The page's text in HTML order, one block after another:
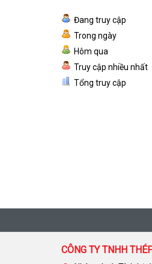
Đang truy cập
Trong ngày
Hôm qua
Truy cập nhiều nhất
Tổng truy cập
CÔNG TY TNHH